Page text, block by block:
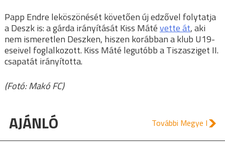
Papp Endre leköszönését követően új edzővel folytatja
a Deszk is: a gárda irányítását Kiss Mátévette át, aki
nem ismeretlen Deszken, hiszen korábban a klub U19-
eseivel foglalkozott. Kiss Máté legutóbb a Tiszasziget II.
csapatát irányította.
(Fotó: Makó FC)
AJÁNLÓ További Megye I